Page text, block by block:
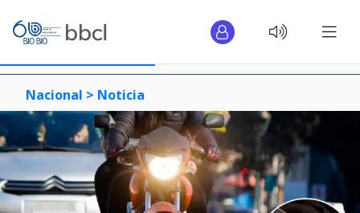
Nacional > Noticia